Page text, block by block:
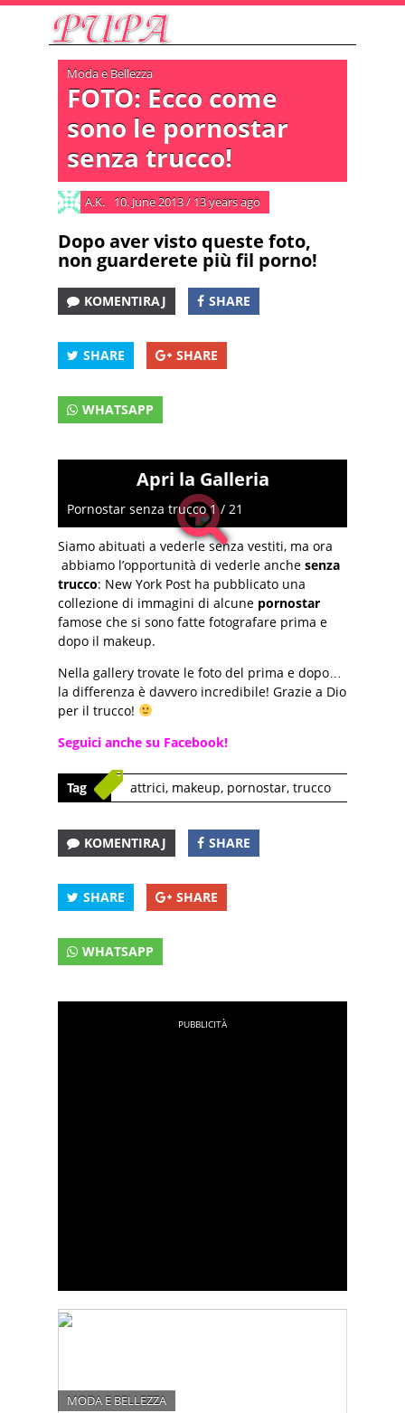
Moda e Bellezza
FOTO: Ecco come
sono le pornostar
senza trucco!
A.K. 10. June 2013/ 13 years ago
Dopo aver visto queste foto,
non guarderete più fil porno!
KOMENTIRAJ SHARE
SHARE SHARE
WHATSAPP
Apri la Galleria
Pornostar senza trucco 1 / 21
Siamo abituati a vederle senza vestiti, ma ora
abbiamo l’opportunità di vederle anche senza
trucco: New York Post ha pubblicato una
collezione di immagini di alcune pornostar
famose che si sono fatte fotografare prima e
dopo il makeup.
Nella gallery trovate le foto del prima e dopo…
la differenza è davvero incredibile! Grazie a Dio
per il trucco!
Seguici anche su Facebook!
Tag attrici, makeup, pornostar, trucco
KOMENTIRAJ SHARE
SHARE SHARE
WHATSAPP
MODA E BELLEZZA